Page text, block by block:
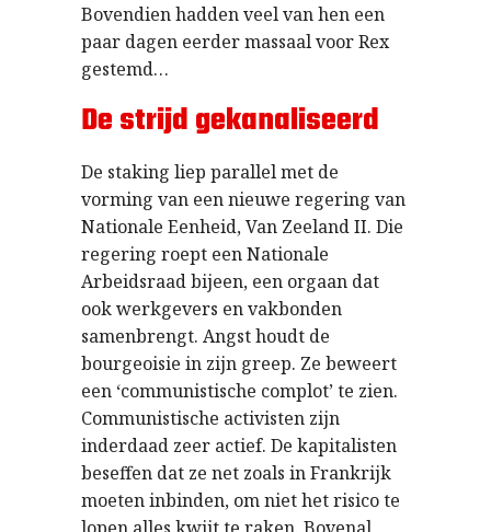
Bovendien hadden veel van hen een
paar dagen eerder massaal voor Rex
gestemd…
De strijd gekanaliseerd
De staking liep parallel met de
vorming van een nieuwe regering van
Nationale Eenheid, Van Zeeland II. Die
regering roept een Nationale
Arbeidsraad bijeen, een orgaan dat
ook werkgevers en vakbonden
samenbrengt. Angst houdt de
bourgeoisie in zijn greep. Ze beweert
een ‘communistische complot’ te zien.
Communistische activisten zijn
inderdaad zeer actief. De kapitalisten
beseffen dat ze net zoals in Frankrijk
moeten inbinden, om niet het risico te